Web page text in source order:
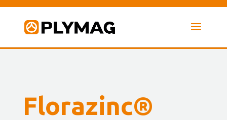
Florazinc®